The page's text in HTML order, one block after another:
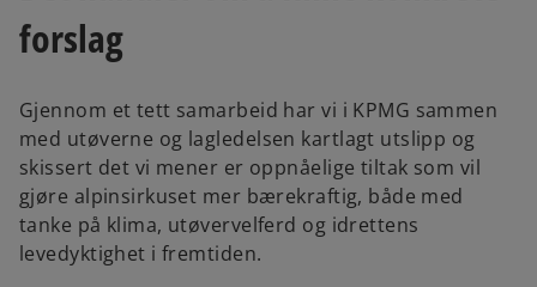
forslag
Gjennom et tett samarbeid har vi i KPMG sammen
med utøverne og lagledelsen kartlagt utslipp og
skissert det vi mener er oppnåelige tiltak som vil
gjøre alpinsirkuset mer bærekraftig, både med
tanke på klima, utøvervelferd og idrettens
levedyktighet i fremtiden.